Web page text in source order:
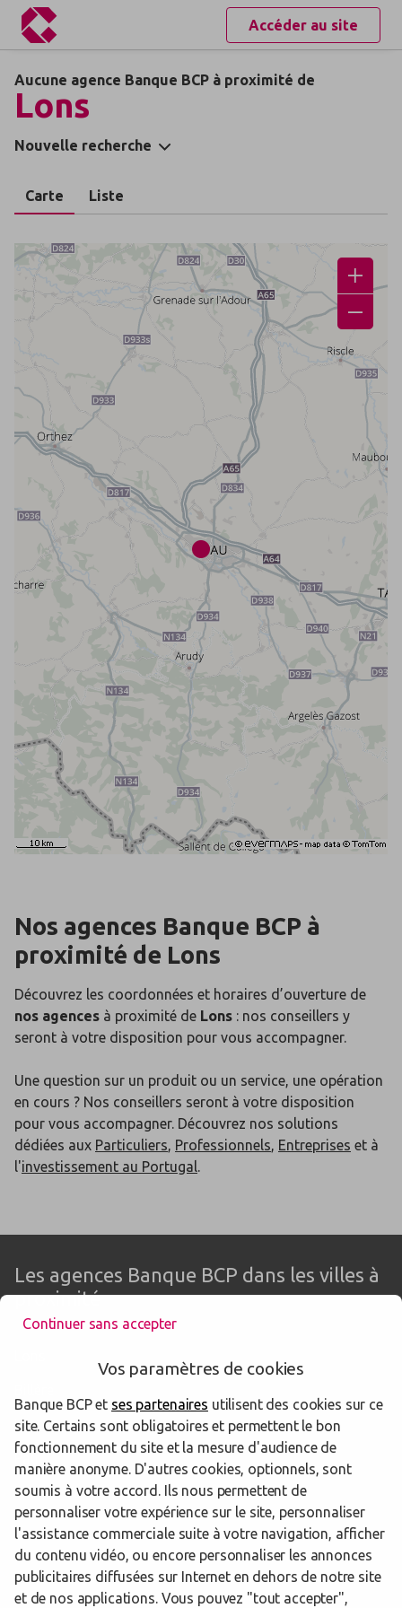
Accéder au site
Aucune agence Banque BCP à proximité de
Lons
Nouvelle recherche
Carte Liste
Nos agences Banque BCP à
proximité de Lons
Découvrez les coordonnées et horaires d’ouverture de
nos agences à proximité de Lons : nos conseillers y
seront à votre disposition pour vous accompagner.
Une question sur un produit ou un service, une opération
en cours ? Nos conseillers seront à votre disposition
pour vous accompagner. Découvrez nos solutions
dédiées aux Particuliers, Professionnels, Entreprises et à
l'investissement au Portugal.
Les agences Banque BCP dans les villes à
proximité
Lescar
Pau
Oloron-Sainte-Marie
Trouver une agence Banque BCP Pyrénées-Atlantiques Lons
Continuer sans accepter
Vos paramètres de cookies
Banque BCP et ses partenaires utilisent des cookies sur ce
site. Certains sont obligatoires et permettent le bon
fonctionnement du site et la mesure d'audience de
manière anonyme. D'autres cookies, optionnels, sont
soumis à votre accord. Ils nous permettent de
personnaliser votre expérience sur le site, personnaliser
l'assistance commerciale suite à votre navigation, afficher
du contenu vidéo, ou encore personnaliser les annonces
publicitaires diffusées sur Internet en dehors de notre site
et de nos applications. Vous pouvez "tout accepter",